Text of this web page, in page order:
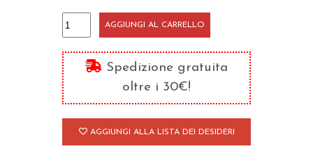
Klaus
Hemmerle
quantità
AGGIUNGI AL CARRELLO
Spedizione gratuita
oltre i 30€!
AGGIUNGI ALLA LISTA DEI DESIDERI